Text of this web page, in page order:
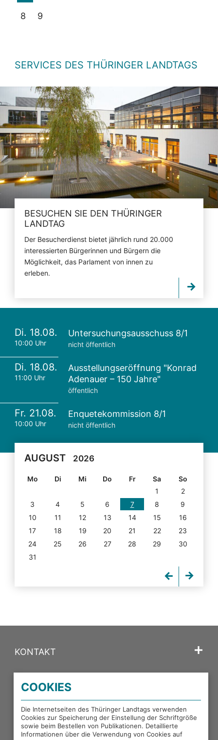
8 9
SERVICES DES THÜRINGER LANDTAGS
BESUCHEN SIE DEN THÜRINGER
LANDTAG
Der Besucherdienst bietet jährlich rund 20.000
interessierten Bürgerinnen und Bürgern die
Möglichkeit, das Parlament von innen zu
erleben.
Di. 18.08.
10:00 Uhr
Untersuchungsausschuss 8/1
nicht öffentlich
Di. 18.08.
11:00 Uhr
Ausstellungseröffnung "Konrad
Adenauer – 150 Jahre"
öffentlich
Fr. 21.08.
10:00 Uhr
Enquetekommission 8/1
nicht öffentlich
AUGUST 2026
Mo Di Mi Do Fr Sa
So
1
2
3
4 5 6 7 8
9
10
11 12 13 14 15
16
17
18 19 20 21 22
23
24
25 26 27 28 29
30
31
KONTAKT
PORTALE DES THÜRINGER LANDTAGS
EXTERNE LINKS
COOKIES
Die Internetseiten des Thüringer Landtags verwenden
Cookies zur Speicherung der Einstellung der Schriftgröße
sowie beim Bestellen von Publikationen. Detaillierte
Informationen über die Verwendung von Cookies auf